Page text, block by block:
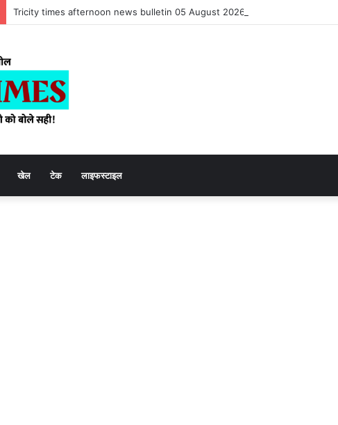
Tricity times afternoon news bulletin 05 August 2026
खेल टेक लाइफस्टाइल